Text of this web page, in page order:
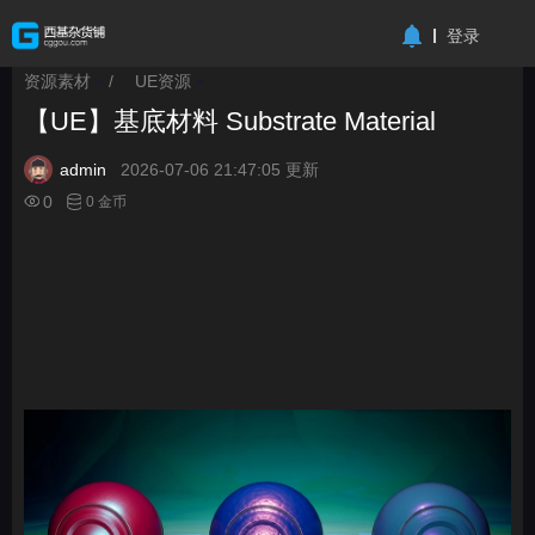
登录
资源素材 / UE资源
【UE】基底材料 Substrate Material
admin
2026-07-06 21:47:05 更新
0
0 金币